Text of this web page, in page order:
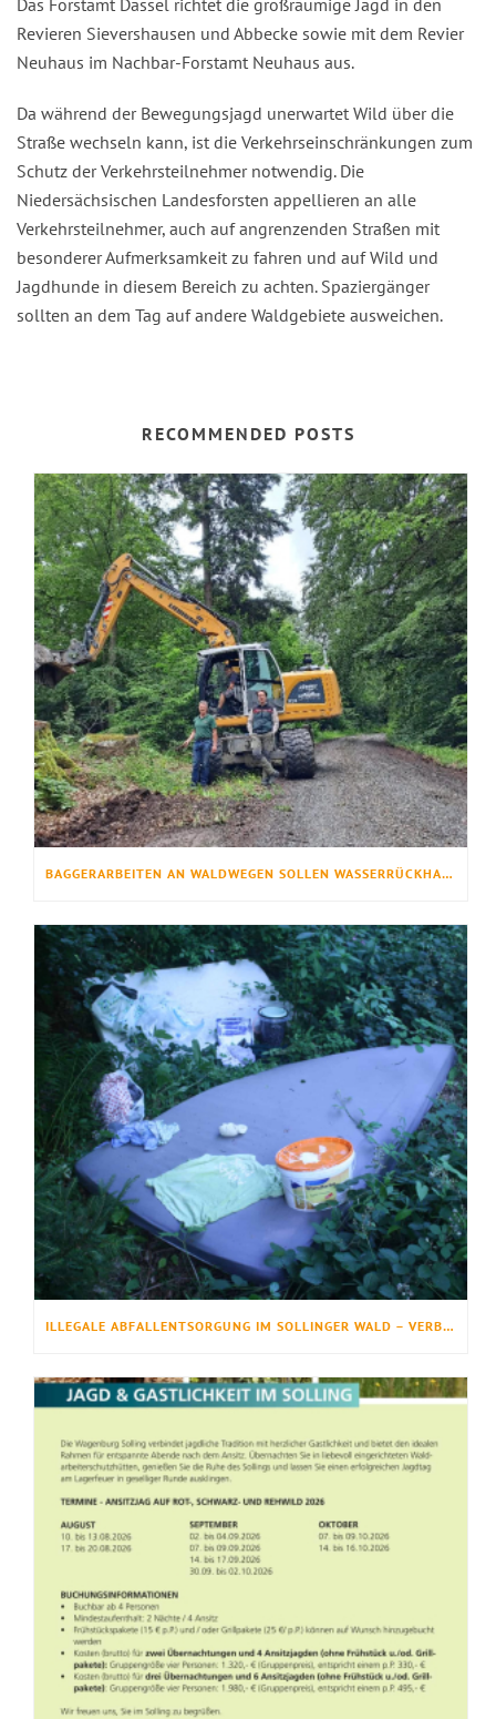
Revieren Sievershausen und Abbecke sowie mit dem Revier
Neuhaus im Nachbar-Forstamt Neuhaus aus.
Da während der Bewegungsjagd unerwartet Wild über die
Straße wechseln kann, ist die Verkehrseinschränkungen zum
Schutz der Verkehrsteilnehmer notwendig. Die
Niedersächsischen Landesforsten appellieren an alle
Verkehrsteilnehmer, auch auf angrenzenden Straßen mit
besonderer Aufmerksamkeit zu fahren und auf Wild und
Jagdhunde in diesem Bereich zu achten. Spaziergänger
sollten an dem Tag auf andere Waldgebiete ausweichen.
RECOMMENDED POSTS
BAGGERARBEITEN AN WALDWEGEN SOLLEN WASSERRÜCKHALT VERBESSERN
ILLEGALE ABFALLENTSORGUNG IM SOLLINGER WALD – VERBOTEN, GEFÄHRLICH UND LEIDER IMMER HÄUFIGER